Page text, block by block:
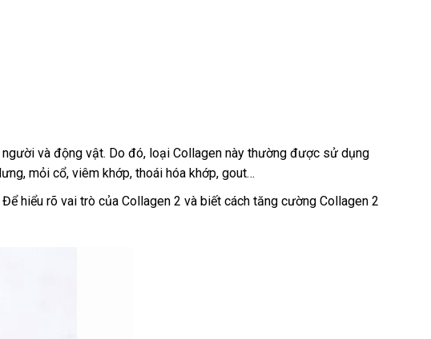
và động vật. Do đó, loại Collagen này thường được sử dụng
mỏi cổ, viêm khớp, thoái hóa khớp, gout…
hiểu rõ vai trò của Collagen 2 và biết cách tăng cường Collagen 2